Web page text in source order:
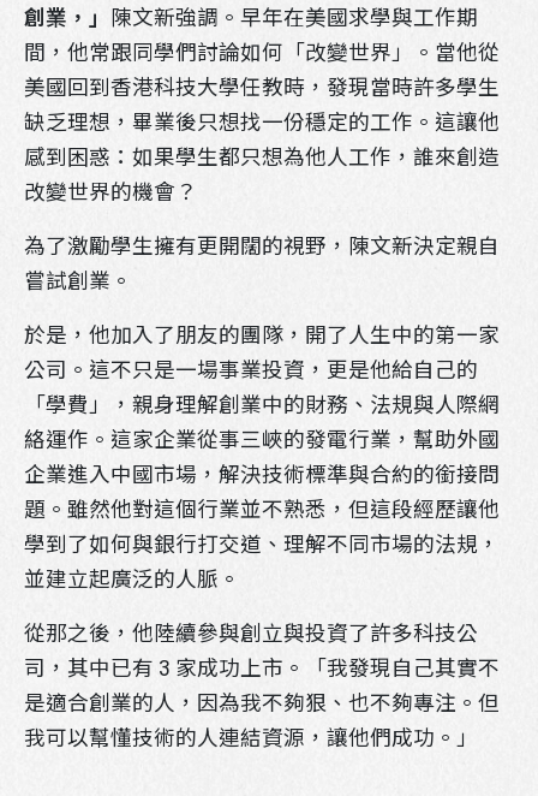
創業，」
陳文新強調。早年在美國求學與工作期
間，他常跟同學們討論如何「改變世界」。當他從
美國回到香港科技大學任教時，發現當時許多學生
缺乏理想，畢業後只想找一份穩定的工作。這讓他
感到困惑：如果學生都只想為他人工作，誰來創造
改變世界的機會？
為了激勵學生擁有更開闊的視野，陳文新決定親自
嘗試創業。
於是，他加入了朋友的團隊，開了人生中的第一家
公司。這不只是一場事業投資，更是他給自己的
「學費」，親身理解創業中的財務、法規與人際網
絡運作。這家企業從事三峽的發電行業，幫助外國
企業進入中國市場，解決技術標準與合約的銜接問
題。雖然他對這個行業並不熟悉，但這段經歷讓他
學到了如何與銀行打交道、理解不同市場的法規，
並建立起廣泛的人脈。
從那之後，他陸續參與創立與投資了許多科技公
司，其中已有 3 家成功上市。「我發現自己其實不
是適合創業的人，因為我不夠狠、也不夠專注。但
我可以幫懂技術的人連結資源，讓他們成功。」
再掃描此行動條碼。